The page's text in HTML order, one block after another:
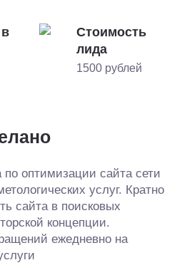
Стоимость
лида
1500 рублей
по оптимизации сайта сети
услуг. Кратно
сайта в поисковых
концепции.
ежедневно на